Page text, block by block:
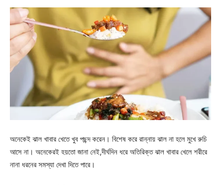
অনেকেই ঝাল খাবার খেতে খুব পছন্দ করেন। বিশেষ করে রান্নায় ঝাল না হলে মুখে রুচি
আসে না। অনেকেরই হয়তো জানা নেই,দীর্ঘদিন ধরে অতিরিক্ত ঝাল খাবার খেলে শরীরে
নানা ধরনের সমস্যা দেখা দিতে পারে।